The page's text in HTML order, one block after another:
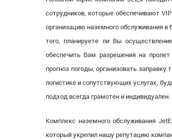
сотрудников, которые обеспечивают
организацию наземного обслуживания
того, планируете ли Вы
обеспечить Вам разрешения на пролет
прогноз погоды, организовать
логистике и сопутствующих услугах,
подход всегда грамотен и индивидуален.
Комплекс наземного обслуживания
который укрепил нашу репутацию